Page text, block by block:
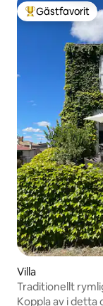
Populär
Gästfavorit
Villa
Traditionellt
Koppla av i detta